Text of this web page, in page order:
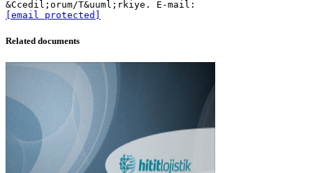
[email protected]
Related documents